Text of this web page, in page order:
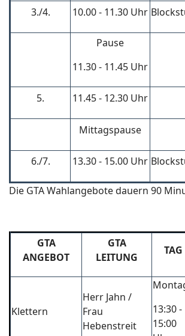
3./4. 10.00 - 11.30 Uhr
Pause
11.30 - 11.45 Uhr
5. 11.45 - 12.30 Uhr
Mittagspause
6./7. 13.30 - 15.00 Uhr
Die GTA Wahlangebote dauern 90
GTA
ANGEBOT
GTA
LEITUNG
TAG
Klettern
Herr Jahn /
Frau
Hebenstreit
13:30 -
15:00